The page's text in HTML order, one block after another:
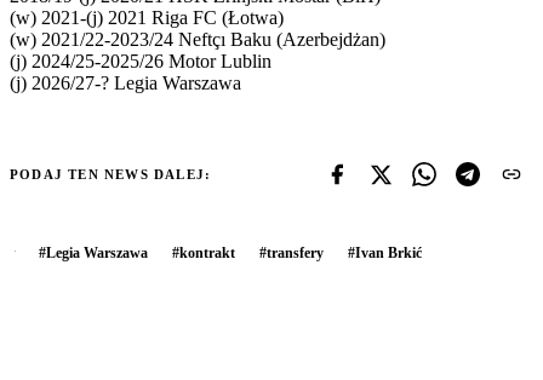
(w) 2021-(j) 2021 Riga FC (Łotwa)
(w) 2021/22-2023/24 Neftçı Baku (Azerbejdżan)
(j) 2024/25-2025/26 Motor Lublin
(j) 2026/27-? Legia Warszawa
PODAJ TEN NEWS DALEJ:
#Legia Warszawa #kontrakt #transfery #Ivan Brkić